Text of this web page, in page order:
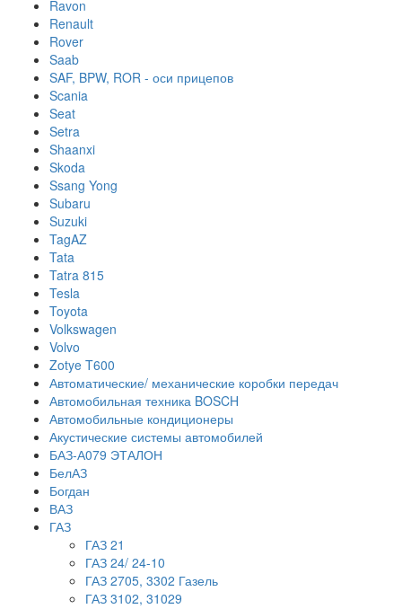
Ravon
Renault
Rover
Saab
SAF, BPW, ROR - оси прицепов
Scania
Seat
Setra
Shaanxi
Skoda
Ssang Yong
Subaru
Suzuki
TagAZ
Tata
Tatra 815
Tesla
Toyota
Volkswagen
Volvo
Zotye T600
Автоматические/ механические коробки передач
Автомобильная техника BOSCH
Автомобильные кондиционеры
Акустические системы автомобилей
БАЗ-А079 ЭТАЛОН
БелАЗ
Богдан
ВАЗ
ГАЗ
ГАЗ 21
ГАЗ 24/ 24-10
ГАЗ 2705, 3302 Газель
ГАЗ 3102, 31029